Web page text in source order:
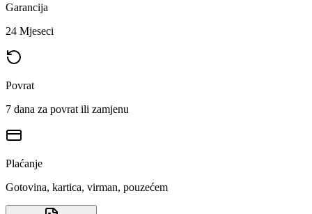
Garancija
24 Mjeseci
Povrat
7 dana za povrat ili zamjenu
Plaćanje
Gotovina, kartica, virman, pouzećem